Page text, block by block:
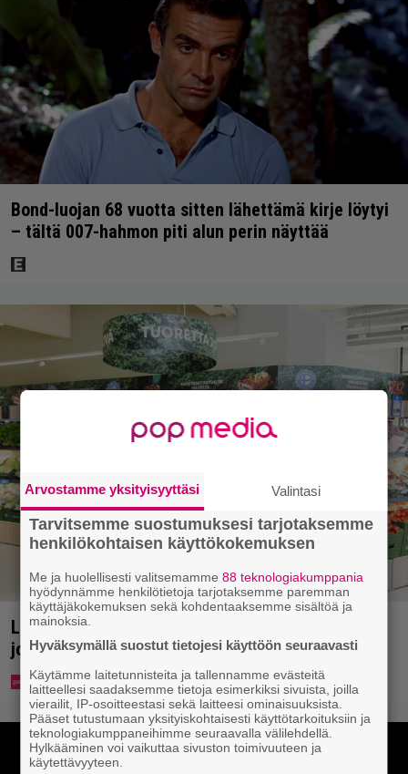
Bond-luojan 68 vuotta sitten lähettämä kirje löytyi
– tältä 007-hahmon piti alun perin näyttää
Lidl aloitti jättialennukset – kotimaiset kasvikset
jopa 40 prosentin alennuksessa
Arvostamme yksityisyyttäsi Valintasi
Tarvitsemme suostumuksesi tarjotaksemme
henkilökohtaisen käyttökokemuksen
Me ja huolellisesti valitsemamme88 teknologiakumppania
hyödynnämme henkilötietoja tarjotaksemme paremman
käyttäjäkokemuksen sekä kohdentaaksemme sisältöä ja
mainoksia.
Hyväksymällä suostut tietojesi käyttöön seuraavasti
Käytämme laitetunnisteita ja tallennamme evästeitä
laitteellesi saadaksemme tietoja esimerkiksi sivuista, joilla
vierailit, IP-osoitteestasi sekä laitteesi ominaisuuksista.
Pääset tutustumaan yksityiskohtaisesti käyttötarkoituksiin ja
teknologiakumppaneihimme seuraavalla välilehdellä.
Hylkääminen voi vaikuttaa sivuston toimivuuteen ja
käytettävyyteen.